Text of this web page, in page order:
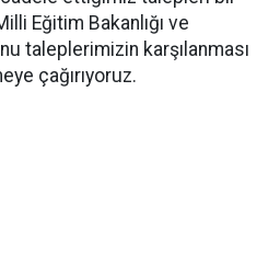
Eğitim Bakanlığı ve
taleplerimizin karşılanması
çağırıyoruz.